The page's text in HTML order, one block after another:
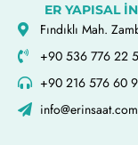
ER YAPISAL
Fındıklı Mah.
+90 536 776 22
+90 216 576 60
info@erinsaat.com